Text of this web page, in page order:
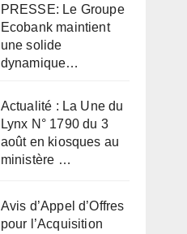
PRESSE: Le Groupe
Ecobank maintient
une solide
dynamique…
Actualité : La Une du
Lynx N° 1790 du 3
août en kiosques au
ministère …
Avis d’Appel d’Offres
pour l’Acquisition